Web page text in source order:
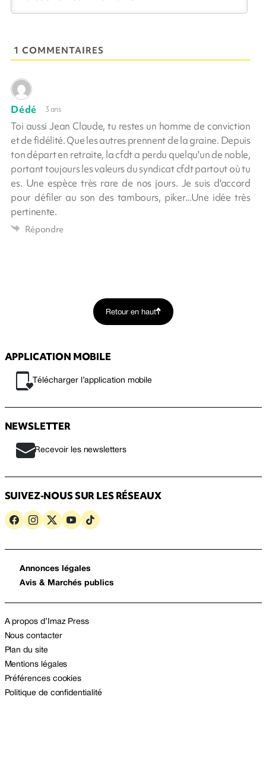
1 COMMENTAIRES
Dédé 3 ans
Toi aussi Jean Claude, tu restes un homme de conviction
et de fidélité. Que les autres prennent de la graine. Depuis
ton départ en retraite, la cfdt a perdu quelqu'un de noble,
portant toujours les valeurs du syndicat cfdt partout où tu
es. Une espèce très rare de nos jours. Je suis d'accord
pour défiler au son des tambours, piker...Une idée très
pertinente.
Répondre
Retour en haut
APPLICATION MOBILE
Télécharger l’application mobile
NEWSLETTER
Recevoir les newsletters
SUIVEZ-NOUS SUR LES RÉSEAUX
Annonces légales
Avis & Marchés publics
A propos d’Imaz Press
Nous contacter
Plan du site
Mentions légales
Préférences cookies
Politique de confidentialité